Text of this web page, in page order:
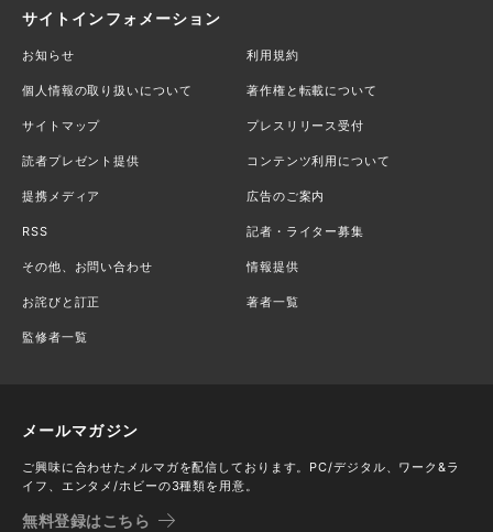
サイトインフォメーション
お知らせ 利用規約
個人情報の取り扱いについて 著作権と転載について
サイトマップ プレスリリース受付
読者プレゼント提供 コンテンツ利用について
提携メディア 広告のご案内
RSS 記者・ライター募集
その他、お問い合わせ 情報提供
お詫びと訂正 著者一覧
監修者一覧
メールマガジン
ご興味に合わせたメルマガを配信しております。PC/デジタル、ワーク&ラ
イフ、エンタメ/ホビーの3種類を用意。
無料登録はこちら